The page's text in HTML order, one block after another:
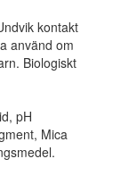
kontakt
använd om
Biologiskt
pH
Mica